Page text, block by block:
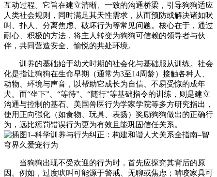
互动过程。它旨在建立清晰、一致的沟通桥梁，引导狗狗适应
人类社会规则，同时满足其天性需求，从而预防或解决诸如吠
叫、扑人、分离焦虑、破坏行为等常见问题。核心在于，通过
耐心、积极的方法，将主人转变为狗狗可信赖的领导者与伙
伴，共同营造安全、愉悦的共处环境。
训养的基础始于幼犬时期的社会化与基础服从训练。社会
化是指让狗狗在生命早期（通常为3至14周龄）接触各种人、
动物、环境与声音，以帮助它成长为自信、不易受惊的成年
犬。而“坐下”、“等待”、“随行”等基础指令的训练，则是建立
沟通与控制的基石。美国兽医行为学家学院等多方研究指出，
使用正向强化（如食物、玩具、表扬）奖励狗狗做出的正确行
为，远比惩罚错误行为更为有效且能巩固信任关系。
当狗狗出现不受欢迎的行为时，首先应探究其背后的原
因。例如，过度吠叫可能源于警戒、无聊或焦虑；啃咬家具可